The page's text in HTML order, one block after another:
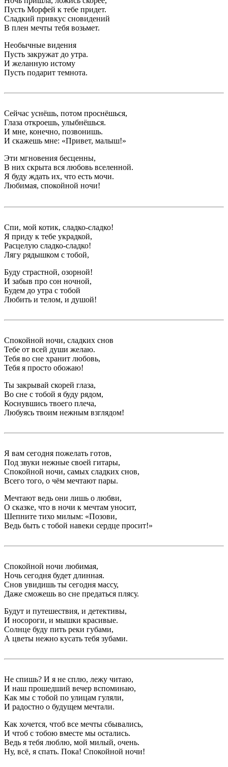
Пусть Морфей к тебе придет.
Сладкий привкус сновидений
В плен мечты тебя возьмет.
Необычные видения
Пусть закружат до утра.
И желанную истому
Пусть подарит темнота.
Сейчас уснёшь, потом проснёшься,
Глаза откроешь, улыбнёшься.
И мне, конечно, позвонишь.
И скажешь мне: «Привет, малыш!»
Эти мгновения бесценны,
В них скрыта вся любовь вселенной.
Я буду ждать их, что есть мочи.
Любимая, спокойной ночи!
Спи, мой котик, сладко-сладко!
Я приду к тебе украдкой,
Расцелую сладко-сладко!
Лягу рядышком с тобой,
Буду страстной, озорной!
И забыв про сон ночной,
Будем до утра с тобой
Любить и телом, и душой!
Спокойной ночи, сладких снов
Тебе от всей души желаю.
Тебя во сне хранит любовь,
Тебя я просто обожаю!
Ты закрывай скорей глаза,
Во сне с тобой я буду рядом,
Коснувшись твоего плеча,
Любуясь твоим нежным взглядом!
Я вам сегодня пожелать готов,
Под звуки нежные своей гитары,
Спокойной ночи, самых сладких снов,
Всего того, о чём мечтают пары.
Мечтают ведь они лишь о любви,
О сказке, что в ночи к мечтам уносит,
Шепните тихо милым: «Позови,
Ведь быть с тобой навеки сердце просит!»
Спокойной ночи любимая,
Ночь сегодня будет длинная.
Снов увидишь ты сегодня массу,
Даже сможешь во сне предаться плясу.
Будут и путешествия, и детективы,
И носороги, и мышки красивые.
Солнце буду пить реки губами,
А цветы нежно кусать тебя зубами.
Не спишь? И я не сплю, лежу читаю,
И наш прошедший вечер вспоминаю,
Как мы с тобой по улицам гуляли,
И радостно о будущем мечтали.
Как хочется, чтоб все мечты сбывались,
И чтоб с тобою вместе мы остались.
Ведь я тебя люблю, мой милый, очень.
Ну, всё, я спать. Пока! Спокойной ночи!